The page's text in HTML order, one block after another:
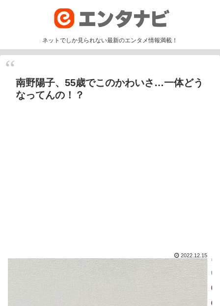
ネットでしか見られない最新のエンタメ情報満載！
南野陽子、55歳でこのかわいさ…一体どう
なってんの！？
2022.12.15